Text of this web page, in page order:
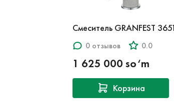
Смеситель GRANFEST
0 отзывов 0.0
1 625 000 so‘m
Корзина